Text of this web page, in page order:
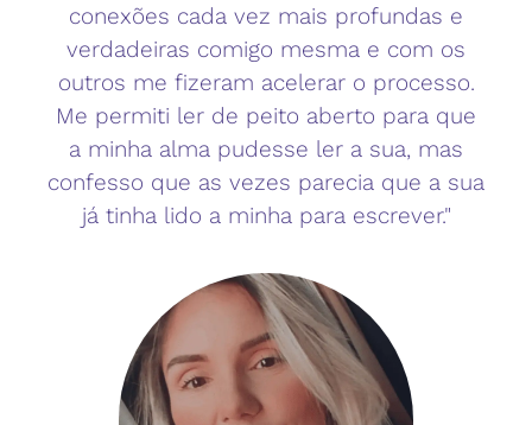
conexões cada vez mais profundas e
verdadeiras comigo mesma e com os
outros me fizeram acelerar o processo.
Me permiti ler de peito aberto para que
a minha alma pudesse ler a sua, mas
confesso que as vezes parecia que a sua
já tinha lido a minha para escrever."